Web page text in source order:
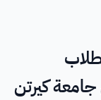
جامعة كيرتن